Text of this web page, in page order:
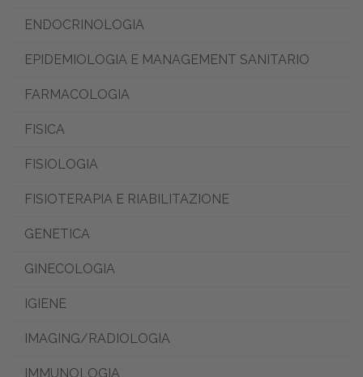
ENDOCRINOLOGIA
EPIDEMIOLOGIA E MANAGEMENT SANITARIO
FARMACOLOGIA
FISICA
FISIOLOGIA
FISIOTERAPIA E RIABILITAZIONE
GENETICA
GINECOLOGIA
IGIENE
IMAGING/RADIOLOGIA
IMMUNOLOGIA